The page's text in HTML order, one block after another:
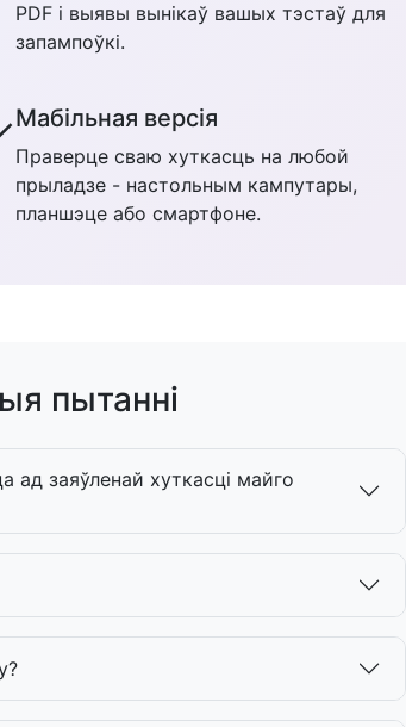
PDF і выявы вынікаў вашых тэстаў для
запампоўкі.
Мабільная версія
Праверце сваю хуткасць на любой
прыладзе - настольным кампутары,
планшэце або смартфоне.
пытанні
ад заяўленай хуткасці майго